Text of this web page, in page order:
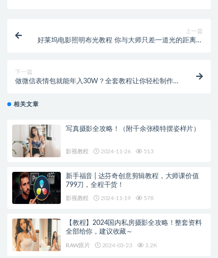
上一篇
好莱坞电影照明布光教程 你与大师只差一道光的距离！
下一篇
做微信表情包就能年入30W？全套教程让你轻松制作动
相关文章
写真摄影全攻略！（附千余张模特摆姿样片）
影视教程 2024-11-26 513
新手福音 | 达芬奇创意剪辑教程，大师课价值
799刀，全程干货！
影视教程 2024-11-19 578
【教程】2024国内私房摄影全攻略！整套资料
全部给你，建议收藏～
RAW原片 2024-03-23 3.2K